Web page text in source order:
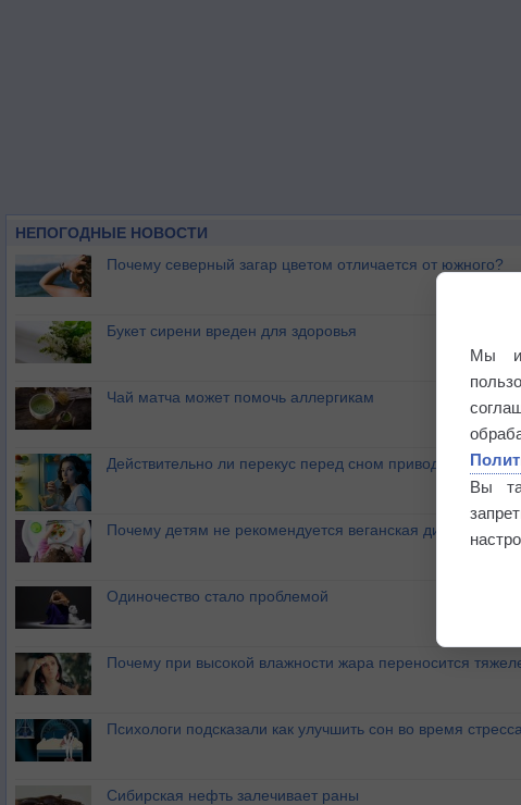
НЕПОГОДНЫЕ НОВОСТИ
Почему северный загар цветом отличается от южного?
Букет сирени вреден для здоровья
Чай матча может помочь аллергикам
Действительно ли перекус перед сном приводит к
Почему детям не рекомендуется веганская диета?
Одиночество стало проблемой
Почему при высокой влажности жара переносится
Психологи подсказали как улучшить сон во время стресса
Сибирская нефть залечивает раны
Мы
Вы